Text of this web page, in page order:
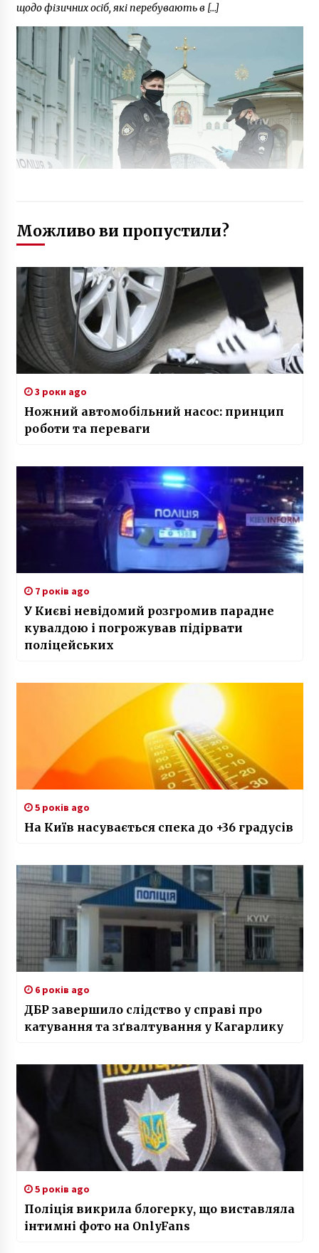
щодо фізичних осіб, які перебувають в […]
Можливо ви пропустили?
3 роки ago
Ножний автомобільний насос: принцип
роботи та переваги
7 років ago
У Києві невідомий розгромив парадне
кувалдою і погрожував підірвати
поліцейських
5 років ago
На Київ насувається спека до +36 градусів
6 років ago
ДБР завершило слідство у справі про
катування та зґвалтування у Кагарлику
5 років ago
Поліція викрила блогерку, що виставляла
інтимні фото на OnlyFans